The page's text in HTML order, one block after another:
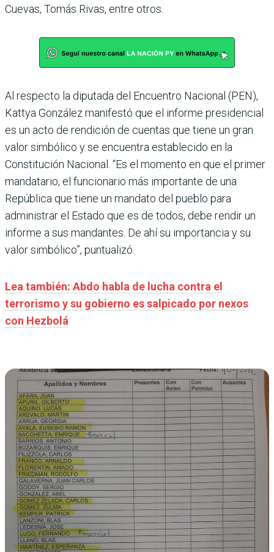
Cuevas, Tomás Rivas, entre otros.
Al respecto la diputada del Encuentro Nacional (PEN),
Kattya González manifestó que el informe presidencial
es un acto de rendición de cuentas que tiene un gran
valor simbólico y se encuentra establecido en la
Constitución Nacional. “Es el momento en que el primer
mandatario, el funcionario más importante de una
República que tiene un mandato del pueblo para
administrar el Estado que es de todos, debe rendir un
informe a sus mandantes. De ahí su importancia y su
valor simbólico”, puntualizó.
Lea también: Abdo habla de lucha contra el
terrorismo y su gobierno es salpicado por nexos
con Hezbolá